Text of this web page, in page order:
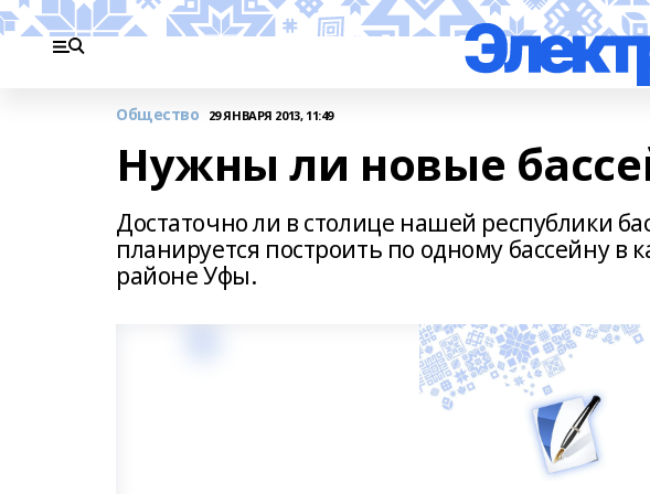
Общество 29 ЯНВАРЯ 2013, 11:49
Нужны ли новые
Достаточно ли в столице нашей республики
планируется построить по одному бассейну
районе Уфы.